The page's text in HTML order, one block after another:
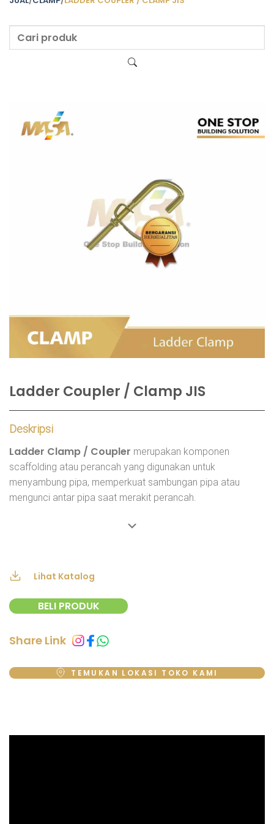
Ladder Coupler / Clamp JIS
Deskripsi
Ladder Clamp / Coupler merupakan komponen
scaffolding atau perancah yang digunakan untuk
menyambung pipa, memperkuat sambungan pipa atau
mengunci antar pipa saat merakit perancah.
Lihat Katalog
BELI PRODUK
Share Link
TEMUKAN LOKASI TOKO KAMI